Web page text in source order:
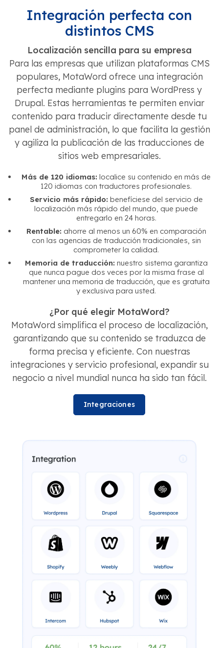
Integración perfecta con
distintos CMS
Localización sencilla para su empresa
Para las empresas que utilizan plataformas CMS
populares, MotaWord ofrece una integración
perfecta mediante plugins para WordPress y
Drupal. Estas herramientas te permiten enviar
contenido para traducir directamente desde tu
panel de administración, lo que facilita la gestión
y agiliza la publicación de las traducciones de
sitios web empresariales.
Más de 120 idiomas: localice su contenido en más de
120 idiomas con traductores profesionales.
Servicio más rápido: benefíciese del servicio de
localización más rápido del mundo, que puede
entregarlo en 24 horas.
Rentable: ahorre al menos un 60% en comparación
con las agencias de traducción tradicionales, sin
comprometer la calidad.
Memoria de traducción: nuestro sistema garantiza
que nunca pague dos veces por la misma frase al
mantener una memoria de traducción, que es gratuita
y exclusiva para usted.
¿Por qué elegir MotaWord?
MotaWord simplifica el proceso de localización,
garantizando que su contenido se traduzca de
forma precisa y eficiente. Con nuestras
integraciones y servicio profesional, expandir su
negocio a nivel mundial nunca ha sido tan fácil.
Integraciones